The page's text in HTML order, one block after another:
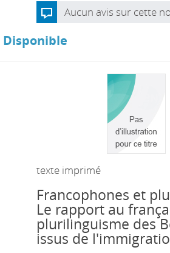
Aucun avis sur cette
Disponible
texte imprimé
Francophones et
Le rapport au
plurilinguisme des
issus de